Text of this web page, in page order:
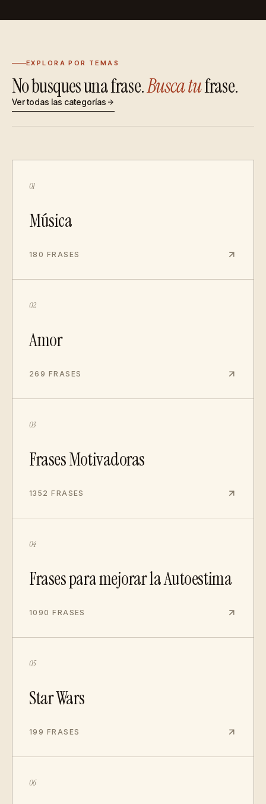
EXPLORA POR TEMAS
No busques una frase.Busca tufrase.
Ver todas las categorías
01
Música
180 FRASES
02
Amor
269 FRASES
03
Frases Motivadoras
1352 FRASES
04
Frases para mejorar la Autoestima
1090 FRASES
05
Star Wars
199 FRASES
06